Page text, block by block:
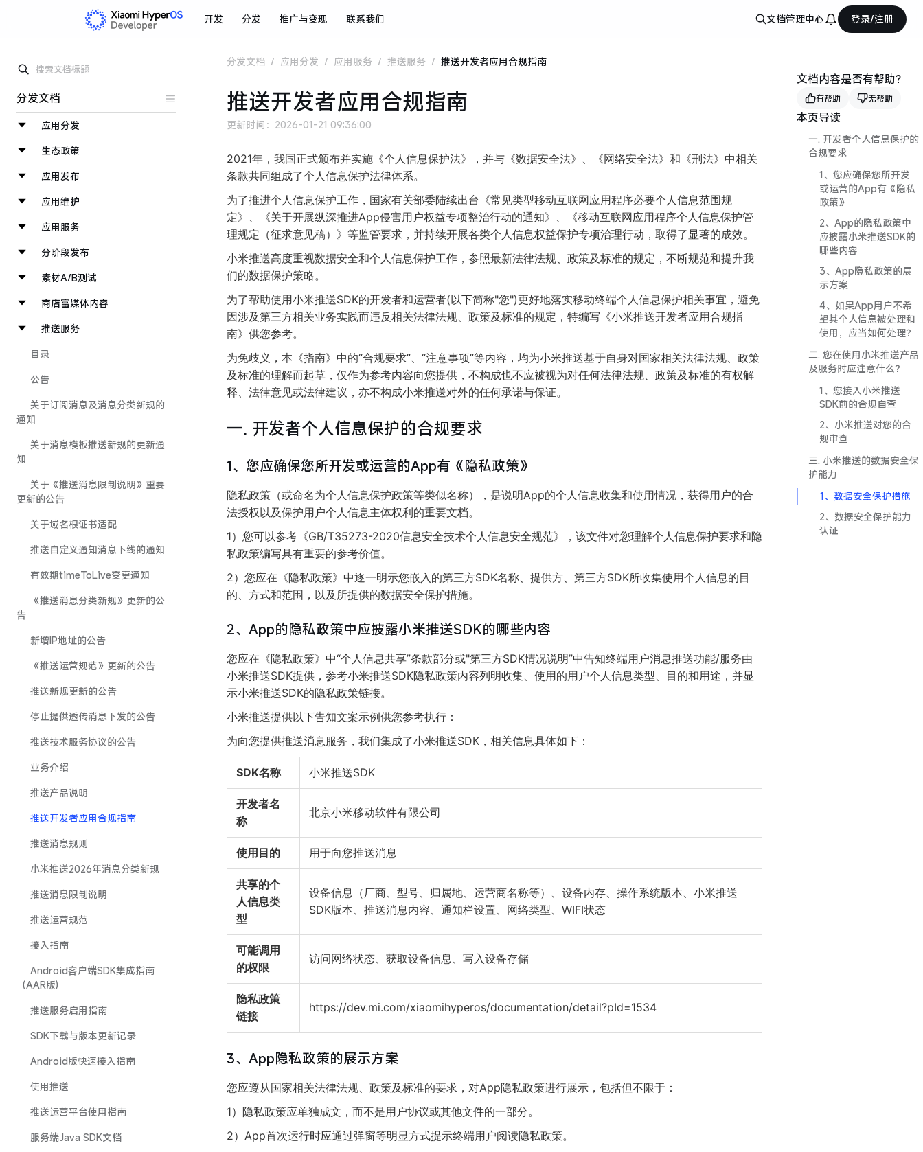
开发 分发 推广与变现 联系我们 文档管理中心 登录/注册
分发文档
应用分发
生态政策
应用发布
应用维护
应用服务
分阶段发布
素材A/B测试
商店富媒体内容
推送服务
目录
公告
关于订阅消息及消息分类新规的
通知
关于消息模板推送新规的更新通
知
关于《推送消息限制说明》重要
更新的公告
关于域名根证书适配
推送自定义通知消息下线的通知
有效期timeToLive变更通知
《推送消息分类新规》更新的公
告
新增IP地址的公告
《推送运营规范》更新的公告
推送新规更新的公告
停止提供透传消息下发的公告
推送技术服务协议的公告
业务介绍
推送产品说明
推送开发者应用合规指南
推送消息规则
小米推送2026年消息分类新规
推送消息限制说明
推送运营规范
接入指南
Android客户端SDK集成指南
（AAR版)
推送服务启用指南
SDK下载与版本更新记录
Android版快速接入指南
使用推送
推送运营平台使用指南
服务端Java SDK文档
分发文档 / 应用分发 / 应用服务 / 推送服务 / 推送开发者应用合规指南
推送开发者应用合规指南
更新时间： 2026-01-21 09:36:00
2021年，我国正式颁布并实施《个人信息保护法》，并与《数据安全法》、《网络安全法》和《刑法》中相关
条款共同组成了个人信息保护法律体系。
为了推进个人信息保护工作，国家有关部委陆续出台《常见类型移动互联网应用程序必要个人信息范围规
定》、《关于开展纵深推进App侵害用户权益专项整治行动的通知》、《移动互联网应用程序个人信息保护管
理规定（征求意见稿）》等监管要求，并持续开展各类个人信息权益保护专项治理行动，取得了显著的成效。
小米推送高度重视数据安全和个人信息保护工作，参照最新法律法规、政策及标准的规定，不断规范和提升我
们的数据保护策略。
为了帮助使用小米推送SDK的开发者和运营者(以下简称"您")更好地落实移动终端个人信息保护相关事宜，避免
因涉及第三方相关业务实践而违反相关法律法规、政策及标准的规定，特编写《小米推送开发者应用合规指
南》供您参考。
为免歧义，本《指南》中的“合规要求”、“注意事项”等内容，均为小米推送基于自身对国家相关法律法规、政策
及标准的理解而起草，仅作为参考内容向您提供，不构成也不应被视为对任何法律法规、政策及标准的有权解
释、法律意见或法律建议，亦不构成小米推送对外的任何承诺与保证。
一. 开发者个人信息保护的合规要求
1、您应确保您所开发或运营的App有《隐私政策》
隐私政策（或命名为个人信息保护政策等类似名称），是说明App的个人信息收集和使用情况，获得用户的合
法授权以及保护用户个人信息主体权利的重要文档。
1）您可以参考《GB/T35273-2020信息安全技术个人信息安全规范》，该文件对您理解个人信息保护要求和隐
私政策编写具有重要的参考价值。
2）您应在《隐私政策》中逐一明示您嵌入的第三方SDK名称、提供方、第三方SDK所收集使用个人信息的目
的、方式和范围，以及所提供的数据安全保护措施。
2、App的隐私政策中应披露小米推送SDK的哪些内容
您应在《隐私政策》中“个人信息共享”条款部分或"第三方SDK情况说明”中告知终端用户消息推送功能/服务由
小米推送SDK提供，参考小米推送SDK隐私政策内容列明收集、使用的用户个人信息类型、目的和用途，并显
示小米推送SDK的隐私政策链接。
小米推送提供以下告知文案示例供您参考执行：
为向您提供推送消息服务，我们集成了小米推送SDK，相关信息具体如下：
SDK名称 小米推送SDK
开发者名
称
北京小米移动软件有限公司
使用目的 用于向您推送消息
共享的个
人信息类
型
设备信息（厂商、型号、归属地、运营商名称等）、设备内存、操作系统版本、小米推送
SDK版本、推送消息内容、通知栏设置、网络类型、WIFI状态
可能调用
的权限
访问网络状态、获取设备信息、写入设备存储
隐私政策
链接
https://dev.mi.com/xiaomihyperos/documentation/detail?pId=1534
3、App隐私政策的展示方案
您应遵从国家相关法律法规、政策及标准的要求，对App隐私政策进行展示，包括但不限于：
1）隐私政策应单独成文，而不是用户协议或其他文件的一部分。
2）App首次运行时应通过弹窗等明显方式提示终端用户阅读隐私政策。
文档内容是否有帮助？
有帮助 无帮助
本页导读
一. 开发者个人信息保护的
合规要求
1、您应确保您所开发
或运营的App有《隐私
政策》
2、App的隐私政策中
应披露小米推送SDK的
哪些内容
3、App隐私政策的展
示方案
4、如果App用户不希
望其个人信息被处理和
使用，应当如何处理？
二. 您在使用小米推送产品
及服务时应注意什么？
1、您接入小米推送
SDK前的合规自查
2、小米推送对您的合
规审查
三. 小米推送的数据安全保
护能力
1、数据安全保护措施
2、数据安全保护能力
认证